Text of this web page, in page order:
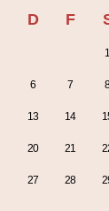
D F
1
6 7
13 14
20 21
27 28